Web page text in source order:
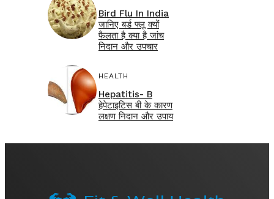
Bird Flu In India
जानिए बर्ड फ्लू क्यों
फैलता है क्या है जांच
निदान और उपचार
HEALTH
Hepatitis- B
हेपेटाइटिस बी के कारण
लक्षण निदान और उपाय